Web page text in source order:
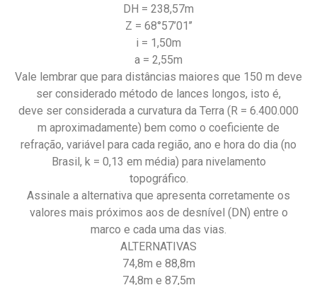
DH = 238,57m
Z = 68°57’01’’
i = 1,50m
a = 2,55m
Vale lembrar que para distâncias maiores que 150 m deve
ser considerado método de lances longos, isto é,
deve ser considerada a curvatura da Terra (R = 6.400.000
m aproximadamente) bem como o coeficiente de
refração, variável para cada região, ano e hora do dia (no
Brasil, k = 0,13 em média) para nivelamento
topográfico.
Assinale a alternativa que apresenta corretamente os
valores mais próximos aos de desnível (DN) entre o
marco e cada uma das vias.
ALTERNATIVAS
74,8m e 88,8m
74,8m e 87,5m